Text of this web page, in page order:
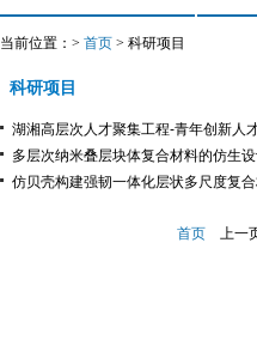
当前位置：> 首页 > 科研项目
科研项目
湖湘高层次人才聚集工程-青年创新人
多层次纳米叠层块体复合材料的仿生
仿贝壳构建强韧一体化层状多尺度复
首页 上一